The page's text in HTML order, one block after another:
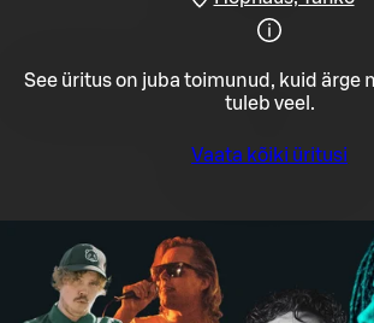
See üritus on juba toimunud, kuid ärge
tuleb veel.
Vaata kõiki üritusi